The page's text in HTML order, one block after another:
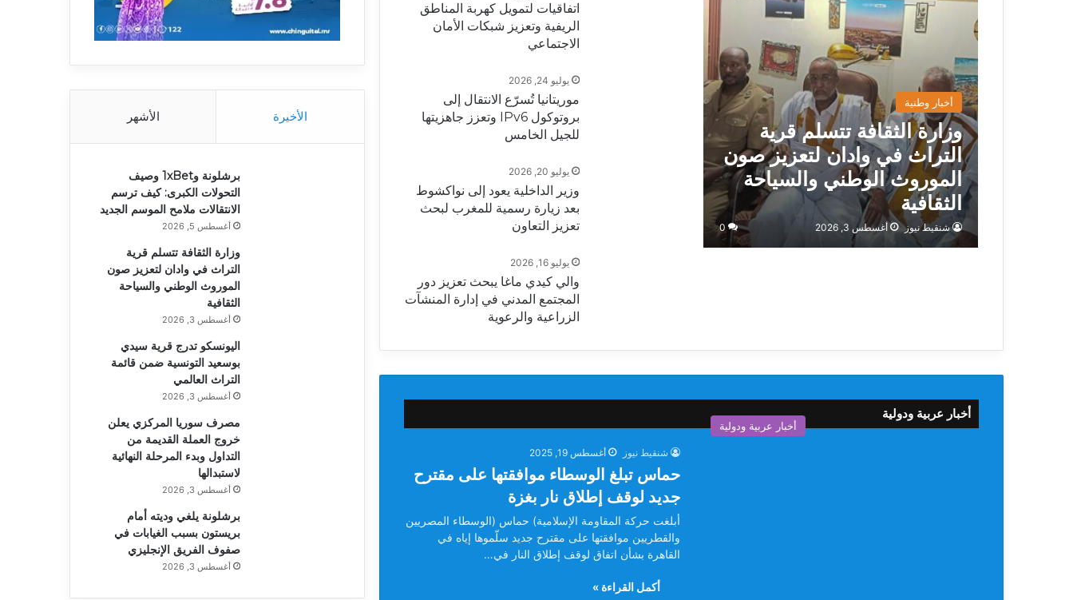
أخبار وطنية
وزارة الثقافة تتسلم قرية
التراث في وادان لتعزيز صون
الموروث الوطني والسياحة
الثقافية
شنقيط نيوز أغسطس 3, 2026 0
اتفاقيات لتمويل كهربة المناطق
الريفية وتعزيز شبكات الأمان
الاجتماعي
يوليو 24, 2026
موريتانيا تُسرّع الانتقال إلى
بروتوكول IPv6 وتعزز جاهزيتها
للجيل الخامس
يوليو 20, 2026
وزير الداخلية يعود إلى نواكشوط
بعد زيارة رسمية للمغرب لبحث
تعزيز التعاون
يوليو 16, 2026
والي كيدي ماغا يبحث تعزيز دور
المجتمع المدني في إدارة المنشآت
الزراعية والرعوية
أخبار عربية ودولية
أخبار عربية ودولية
شنقيط نيوز أغسطس 19, 2025
حماس تبلغ الوسطاء موافقتها على مقترح
جديد لوقف إطلاق نار بغزة
‬القاهرة‭ ‬بشأن‭ ‬اتفاق‭ ‬لوقف‭ ‬إطلاق‭ ‬النار‭ ‬في‭…
أكمل القراءة »
الأخيرة الأشهر
برشلونة و1xBet وصيف
التحولات الكبرى: كيف ترسم
الانتقالات ملامح الموسم الجديد
أغسطس 5, 2026
وزارة الثقافة تتسلم قرية
التراث في وادان لتعزيز صون
الموروث الوطني والسياحة
الثقافية
أغسطس 3, 2026
اليونسكو تدرج قرية سيدي
بوسعيد التونسية ضمن قائمة
التراث العالمي
أغسطس 3, 2026
مصرف سوريا المركزي يعلن
خروج العملة القديمة من
التداول وبدء المرحلة النهائية
لاستبدالها
أغسطس 3, 2026
برشلونة يلغي وديته أمام
بريستون بسبب الغيابات في
صفوف الفريق الإنجليزي
أغسطس 3, 2026